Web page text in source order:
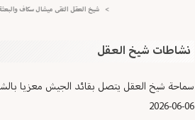
شيخ العقل التقى ميشال سكاف والبعثة
نشاطات شيخ العقل
سماحة شيخ العقل يتصل بقائد الجيش معزيا
2026-06-06